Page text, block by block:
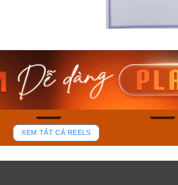
42
Casio Nam MTS-
RS100L-1AVDF
4.276.000₫
3.634.600₫
Casio
230EL-
2.117.000₫
1.799.450₫
Mua
XEM TẤT CẢ REELS